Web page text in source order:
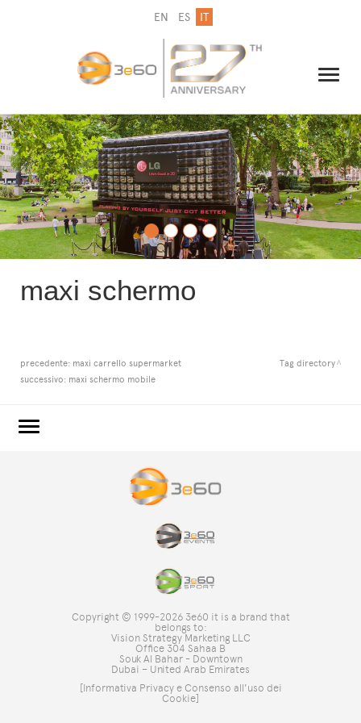
EN ES IT
IL GRUPPO
NEWSLETTER
CONTATTI
maxi schermo
precedente: maxi carrello supermarket
successivo: maxi schermo mobile
Tag directory
Copyright © 1999-2026 3e60 it is a brand that
belongs to:
Vision Strategy Marketing LLC
Office 304 Sahaa B
Souk Al Bahar - Downtown
Dubai – United Arab Emirates
[Informativa Privacy e Consenso all'uso dei
Cookie]